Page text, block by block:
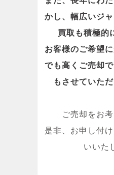
かし、幅広いジ
買取も積極的
お客様のご希望
でも高くご売却
もさせていた
ご売却をお
是非、お申し付
いいた